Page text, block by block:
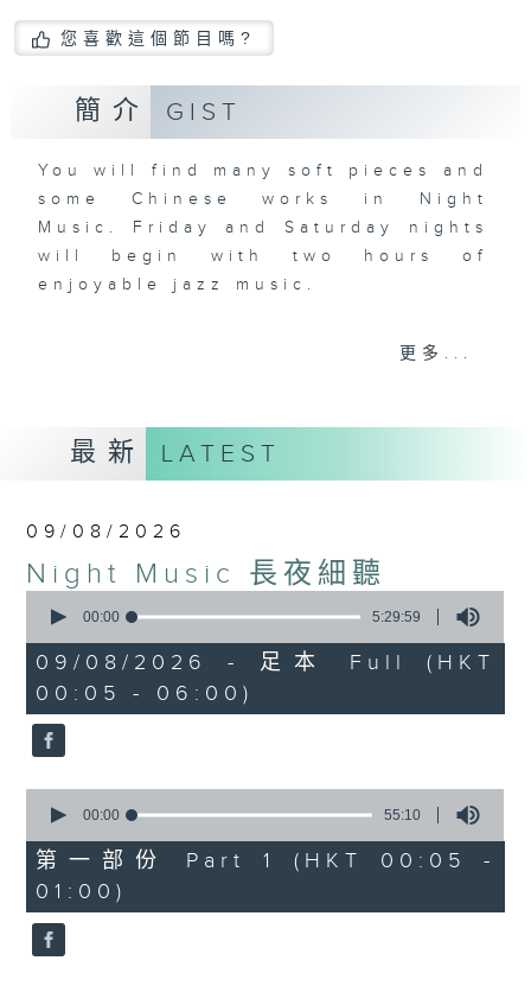
您喜歡這個節目嗎?
簡介 GIST
You will find many soft pieces and
some Chinese works in Night
Music. Friday and Saturday nights
will begin with two hours of
enjoyable jazz music.
When you are alone and sleepless,
「長夜細聽」節目當然少不了氣質優雅的作
品，每晚亦會精選一些中國音樂送上。週五和
如果哪天你不能入睡，別忘了第四台這裡總有
更多...
最新 LATEST
09/08/2026
Night Music 長夜細聽
seconds
5
hours,
29
minutes,
59
seconds
00:00 5:29:59
09/08/2026 - 足本 Full (HKT
00:05 - 06:00)
seconds
55
minutes,
10
seconds
00:00 55:10
第一部份 Part 1 (HKT 00:05 -
01:00)